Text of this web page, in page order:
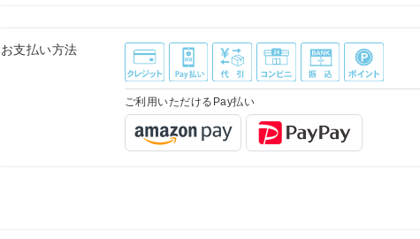
お支払い方法
ご利用いただけるPay払い